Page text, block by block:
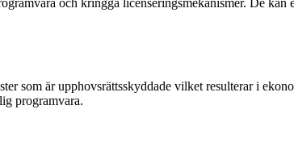
och kringgå licenseringsmekanismer. De
som är upphovsrättsskyddade vilket resulterar i
programvara.